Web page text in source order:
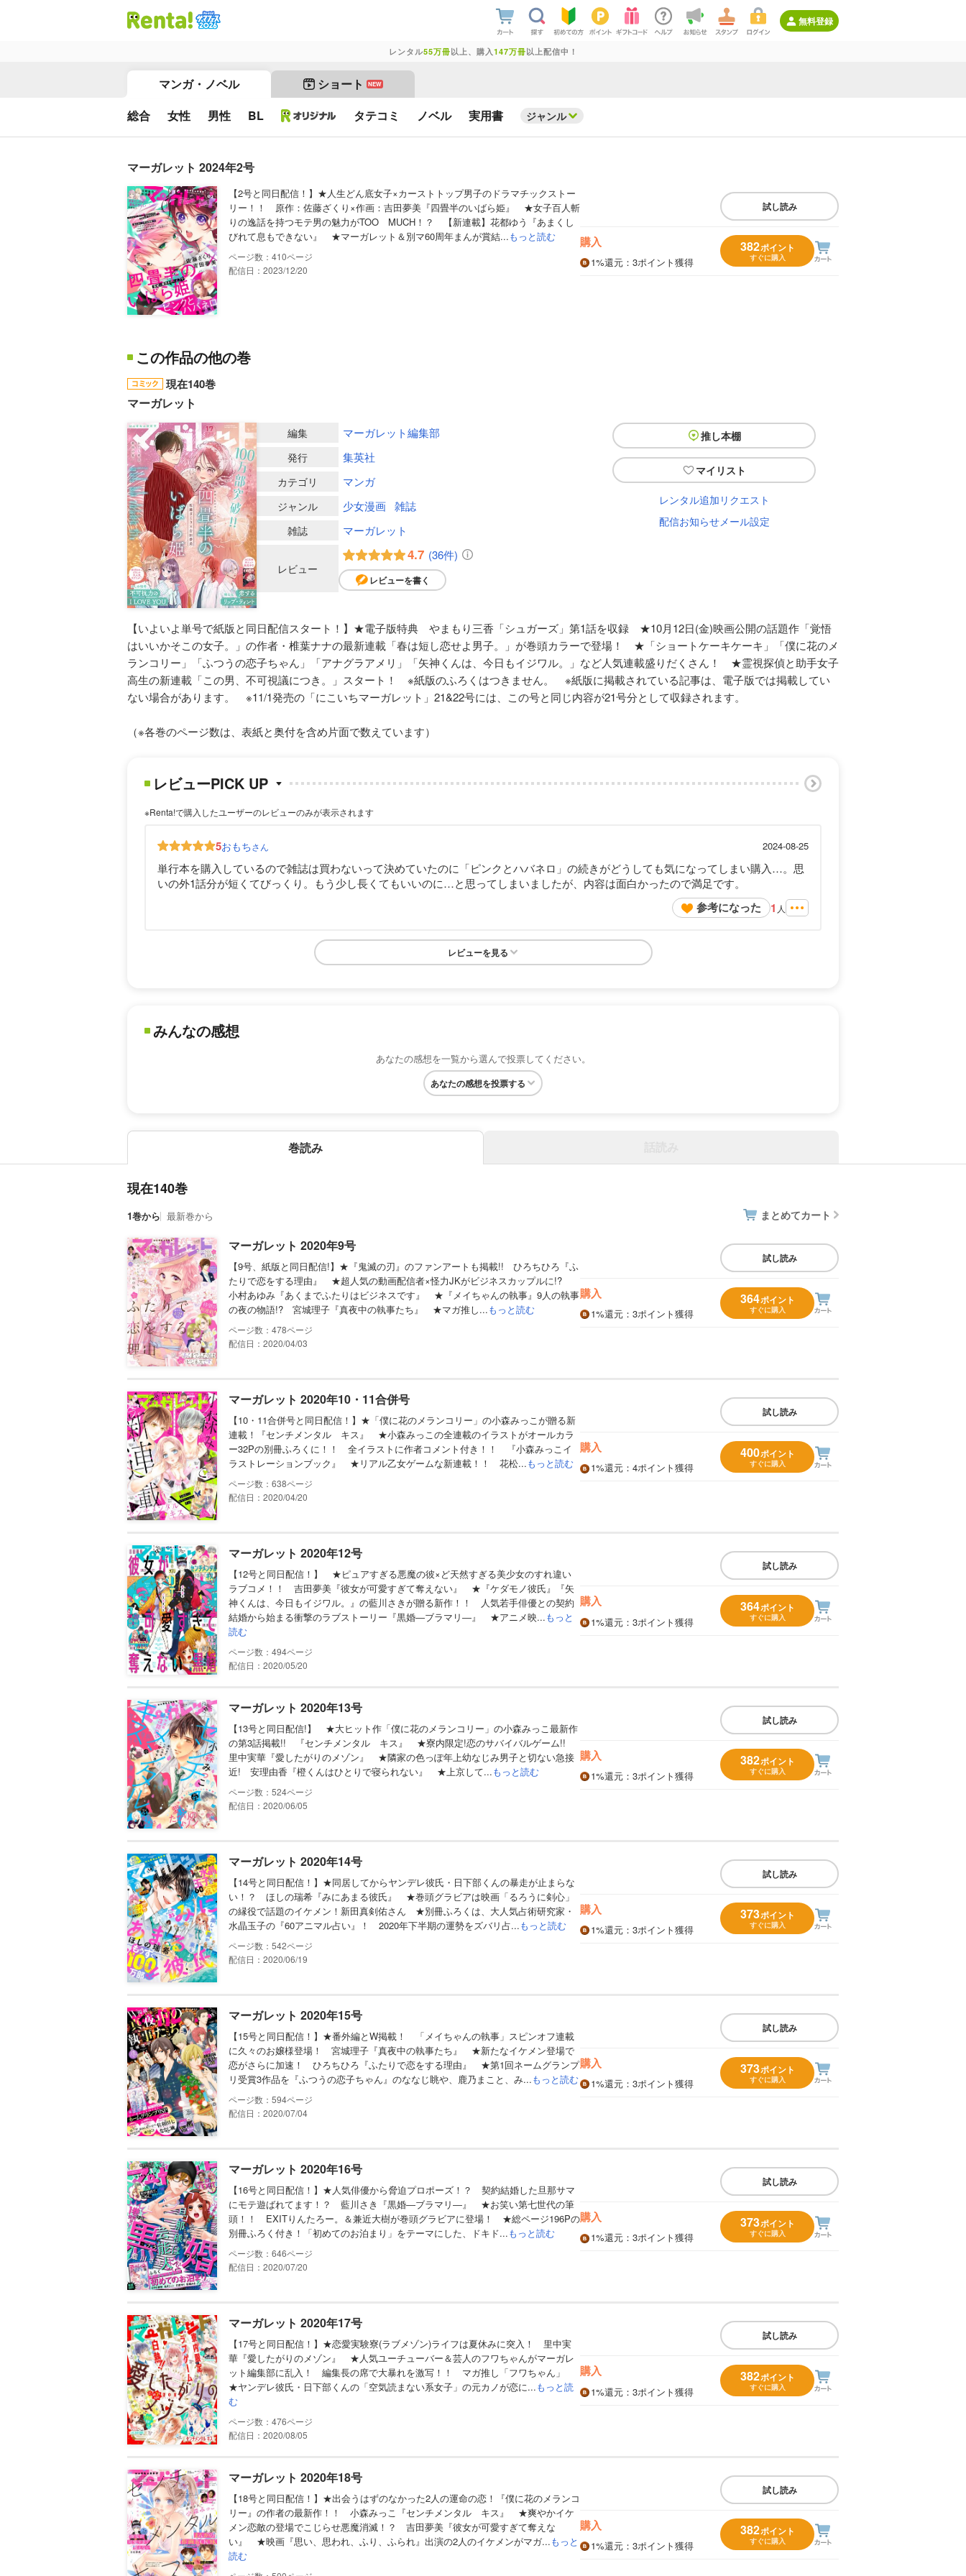
無料登録
レンタル55万冊以上、購入 147万冊以上配信中！
マンガ・ノベル ショート NEW
総合 女性 男性 BL タテコミ ノベル 実用書 ジャンル
マーガレット 2024年2号
【2号と同日配信！】★人生どん底女子×カーストトップ男子のドラマチックストー
リー！！ 原作：佐藤ざくり×作画：吉田夢美『四畳半のいばら姫』 ★女子百人斬
りの逸話を持つモテ男の魅力がTOO MUCH！？ 【新連載】花都ゆう『あまくし
びれて息もできない』 ★マーガレット＆別マ60周年まんが賞結...もっと読む
410
配信日：2023/12/20
試し読み
購入
1%還元 ：3ポイント獲得
382ポイント
すぐに購入
この作品の他の巻
現在140巻
マーガレット
推し本棚
マイリスト
レンタル追加リクエスト
配信お知らせメール設定
編集 マーガレット編集部
発行 集英社
カテゴリ マンガ
ジャンル 少女漫画 雑誌
雑誌 マーガレット
レビュー
4.7 (36件)
レビューを書く
【いよいよ単号で紙版と同日配信スタート！】★電子版特典 やまもり三香「シュガーズ」第1話を収録 ★10月12日(金)映画公開の話題作「覚悟
はいいかそこの女子。」の作者・椎葉ナナの最新連載「春は短し恋せよ男子。」が巻頭カラーで登場！ ★「ショートケーキケーキ」「僕に花のメ
ランコリー」「ふつうの恋子ちゃん」「アナグラアメリ」「矢神くんは、今日もイジワル。」など人気連載盛りだくさん！ ★霊視探偵と助手女子
高生の新連載「この男、不可視議につき。」スタート！ ※紙版のふろくはつきません。 ※紙版に掲載されている記事は、電子版では掲載してい
ない場合があります。 ※11/1発売の「にこいちマーガレット」21&22号には、この号と同じ内容が21号分として収録されます。
（※各巻のページ数は、表紙と奥付を含め片面で数えています）
レビューPICK UP
※Renta!で購入したユーザーのレビューのみが表示されます
5おもちさん 2024-08-25
単行本を購入しているので雑誌は買わないって決めていたのに「ピンクとハバネロ」の続きがどうしても気になってしまい購入…。思
いの外1話分が短くてびっくり。もう少し長くてもいいのに…と思ってしまいましたが、内容は面白かったので満足です。
参考になった 1 人
レビューを見る
みんなの感想
あなたの感想を一覧から選んで投票してください。
あなたの感想を投票する
巻読み
現在140巻
1巻から 最新巻から まとめてカート
マーガレット 2020年9号
【9号、紙版と同日配信!】★『鬼滅の刃』のファンアートも掲載!! ひろちひろ『ふ
たりで恋をする理由』 ★超人気の動画配信者×怪力JKがビジネスカップルに!?
小村あゆみ『あくまでふたりはビジネスです』 ★『メイちゃんの執事』9人の執事
の夜の物語!? 宮城理子『真夜中の執事たち』 ★マガ推し...もっと読む
478
配信日：2020/04/03
試し読み
購入
1%還元 ：3ポイント獲得
364ポイント
すぐに購入
マーガレット 2020年10・11合併号
【10・11合併号と同日配信！】★「僕に花のメランコリー」の小森みっこが贈る新
連載！『センチメンタル キス』 ★小森みっこの全連載のイラストがオールカラ
ー32Pの別冊ふろくに！！ 全イラストに作者コメント付き！！ 『小森みっこイ
ラストレーションブック』 ★リアル乙女ゲームな新連載！！ 花松...もっと読む
638
配信日：2020/04/20
試し読み
購入
1%還元 ：4ポイント獲得
400ポイント
すぐに購入
マーガレット 2020年12号
【12号と同日配信！】 ★ピュアすぎる悪魔の彼×ど天然すぎる美少女のすれ違い
ラブコメ！！ 吉田夢美『彼女が可愛すぎて奪えない』 ★『ケダモノ彼氏』『矢
神くんは、今日もイジワル。』の藍川さきが贈る新作！！ 人気若手俳優との契約
結婚から始まる衝撃のラブストーリー『黒婚―ブラマリ―』 ★アニメ映...もっと
読む
494
配信日：2020/05/20
試し読み
購入
1%還元 ：3ポイント獲得
364ポイント
すぐに購入
マーガレット 2020年13号
【13号と同日配信!】 ★大ヒット作「僕に花のメランコリー」の小森みっこ最新作
の第3話掲載!! 『センチメンタル キス』 ★寮内限定!恋のサバイバルゲーム!!
里中実華『愛したがりのメゾン』 ★隣家の色っぽ年上幼なじみ男子と切ない急接
近! 安理由香『橙くんはひとりで寝られない』 ★上京して...もっと読む
524
配信日：2020/06/05
試し読み
購入
1%還元 ：3ポイント獲得
382ポイント
すぐに購入
マーガレット 2020年14号
【14号と同日配信！】★同居してからヤンデレ彼氏・日下部くんの暴走が止まらな
い！？ ほしの瑞希『みにあまる彼氏』 ★巻頭グラビアは映画「るろうに剣心」
の縁役で話題のイケメン！新田真剣佑さん ★別冊ふろくは、大人気占術研究家・
水晶玉子の『60アニマル占い』！ 2020年下半期の運勢をズバリ占...もっと読む
542
配信日：2020/06/19
試し読み
購入
1%還元 ：3ポイント獲得
373ポイント
すぐに購入
マーガレット 2020年15号
【15号と同日配信！】★番外編とW掲載！ 「メイちゃんの執事」スピンオフ連載
に久々のお嬢様登場！ 宮城理子『真夜中の執事たち』 ★新たなイケメン登場で
恋がさらに加速！ ひろちひろ『ふたりで恋をする理由』 ★第1回ネームグランプ
リ受賞3作品を『ふつうの恋子ちゃん』のななじ眺や、鹿乃まこと、み...もっと読む
594
配信日：2020/07/04
試し読み
購入
1%還元 ：3ポイント獲得
373ポイント
すぐに購入
マーガレット 2020年16号
【16号と同日配信！】★人気俳優から脅迫プロポーズ！？ 契約結婚した旦那サマ
にモテ遊ばれてます！？ 藍川さき『黒婚―ブラマリ―』 ★お笑い第七世代の筆
頭！！ EXITりんたろー。＆兼近大樹が巻頭グラビアに登場！ ★総ページ196Pの
別冊ふろく付き！「初めてのお泊まり」をテーマにした、ドキド...もっと読む
646
配信日：2020/07/20
試し読み
購入
1%還元 ：3ポイント獲得
373ポイント
すぐに購入
マーガレット 2020年17号
【17号と同日配信！】★恋愛実験寮(ラブメゾン)ライフは夏休みに突入！ 里中実
華『愛したがりのメゾン』 ★人気ユーチューバー＆芸人のフワちゃんがマーガレ
ット編集部に乱入！ 編集長の席で大暴れを激写！！ マガ推し「フワちゃん」
★ヤンデレ彼氏・日下部くんの「空気読まない系女子」の元カノが恋に...もっと読
む
476
配信日：2020/08/05
試し読み
購入
1%還元 ：3ポイント獲得
382ポイント
すぐに購入
マーガレット 2020年18号
【18号と同日配信！】★出会うはずのなかった2人の運命の恋！『僕に花のメランコ
リー』の作者の最新作！！ 小森みっこ『センチメンタル キス』 ★爽やかイケ
メン恋敵の登場でこじらせ悪魔消滅！？ 吉田夢美『彼女が可愛すぎて奪えな
い』 ★映画『思い、思われ、ふり、ふられ』出演の2人のイケメンがマガ...もっと
読む
試し読み
購入
1%還元 ：3ポイント獲得
382ポイント
すぐに購入